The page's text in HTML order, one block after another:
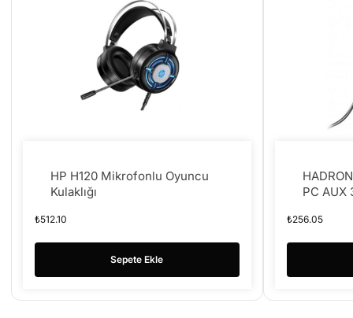
HP H120 Mikrofonlu Oyuncu
Kulaklığı
₺512.10
Sepete Ekle
PC AUX
₺256.05